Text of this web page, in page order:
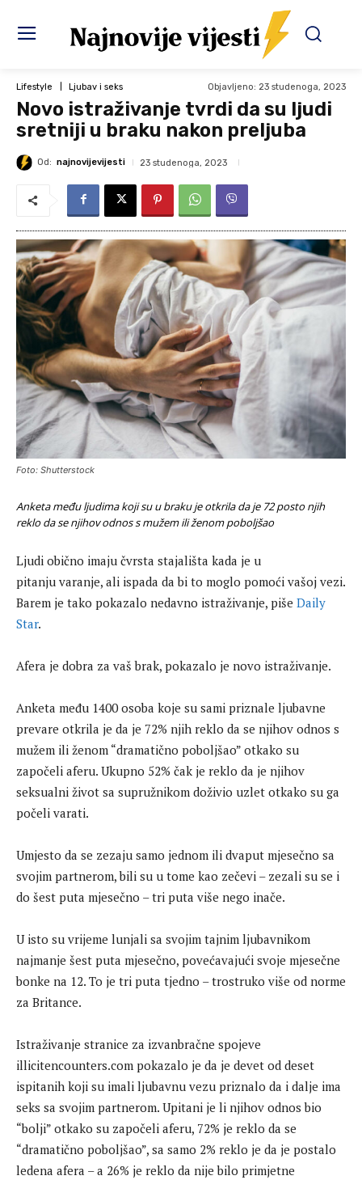
Lifestyle Ljubav i seks Objavljeno: 23 studenoga, 2023
Novo istraživanje tvrdi da su ljudi
sretniji u braku nakon preljuba
Od: najnovijevijesti 23 studenoga, 2023
Foto: Shutterstock
Anketa među ljudima koji su u braku je otkrila da je 72 posto njih
reklo da se njihov odnos s mužem ili ženom poboljšao
Ljudi obično imaju čvrsta stajališta kada je u
pitanju varanje, ali ispada da bi to moglo pomoći vašoj vezi.
Barem je tako pokazalo nedavno istraživanje, piše Daily
Star.
Afera je dobra za vaš brak, pokazalo je novo istraživanje.
Anketa među 1400 osoba koje su sami priznale ljubavne
prevare otkrila je da je 72% njih reklo da se njihov odnos s
mužem ili ženom “dramatično poboljšao” otkako su
započeli aferu. Ukupno 52% čak je reklo da je njihov
seksualni život sa supružnikom doživio uzlet otkako su ga
počeli varati.
Umjesto da se zezaju samo jednom ili dvaput mjesečno sa
svojim partnerom, bili su u tome kao zečevi – zezali su se i
do šest puta mjesečno – tri puta više nego inače.
U isto su vrijeme lunjali sa svojim tajnim ljubavnikom
najmanje šest puta mjesečno, povećavajući svoje mjesečne
bonke na 12. To je tri puta tjedno – trostruko više od norme
za Britance.
Istraživanje stranice za izvanbračne spojeve
illicitencounters.com pokazalo je da je devet od deset
ispitanih koji su imali ljubavnu vezu priznalo da i dalje ima
seks sa svojim partnerom. Upitani je li njihov odnos bio
“bolji” otkako su započeli aferu, 72% je reklo da se
“dramatično poboljšao”, sa samo 2% reklo je da je postalo
ledena afera – a 26% je reklo da nije bilo primjetne